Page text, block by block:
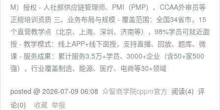
M）授权 - 人社部供应链管理师、PMI（PMP）、CCAA外审员等
正规培训资质 三、业务布局与规模 - 覆盖范围：全国34省市，15
个直营教学点（北京、上海、深圳、济南等），98%学员可就近面
授 - 教学模式：线上APP+线下面授，支持直播、回放、题库、微
课 - 服务成果：累计服务3.5万+学员、3000+企业（含50+家500
强），行业覆盖制造、能源、医疗、电商等30+领域
posted @ 2026-07-09 06:08 众智商学院cppm官方 阅读(4) 评
论(0) 收藏 举报